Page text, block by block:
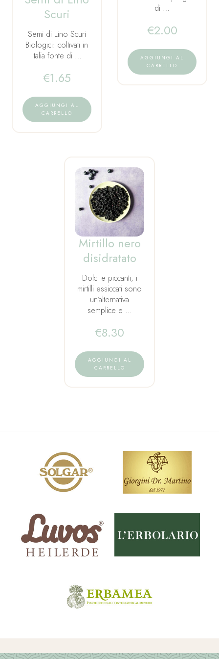
Scuri
Semi di Lino Scuri
Biologici: coltivati in
Italia fonte di …
€1.65
AGGIUNGI AL
CARRELLO
di …
€2.00
AGGIUNGI AL
CARRELLO
Mirtillo nero
disidratato
Dolci e piccanti, i
mirtilli essiccati sono
un’alternativa
semplice e …
€8.30
AGGIUNGI AL
CARRELLO